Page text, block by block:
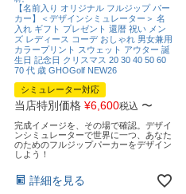
【名前入り オリジナル フルジップ パー
カー】＜デザインシミュレーター＞ 名
入れ ギフト プレゼント 還暦 祝い メン
ズ レディース コーデ おしゃれ 男女兼用
カラープリント スウェット アウター 誕
生日 記念日 クリスマス 20 30 40 50 60
70 代 歳 GHOGolf NEW26
シミュレーター対応
当店特別価格 ¥6,600税込 〜
完成イメージを、その場で確認。デザイ
ンシミュレーターで世界に一つ、あなた
のためのフルジップパーカーをデザイン
しよう！
詳細を見る